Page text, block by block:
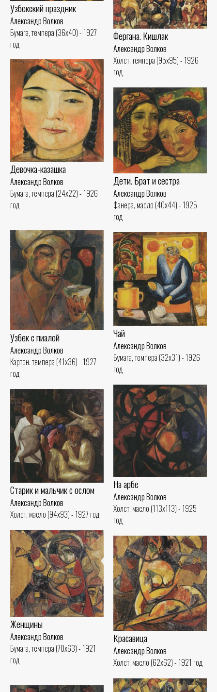
Узбекский праздник
Александр Волков
Бумага, темпера (36x40) - 1927
год
Фергана. Кишлак
Александр Волков
Холст, темпера (95x95) - 1926
год
Девочка-казашка
Александр Волков
Бумага, темпера (24x22) - 1926
год
Дети. Брат и сестра
Александр Волков
Фанера, масло (40x44) - 1925
год
Узбек с пиалой
Александр Волков
Картон. темпера (41x36) - 1927
год
Чай
Александр Волков
Бумага, темпера (32x31) - 1926
год
На арбе
Александр Волков
Холст, масло (113x113) - 1925
год
Старик и мальчик с ослом
Александр Волков
Холст, масло (94x93) - 1927 год
Женщины
Александр Волков
Бумага, темпера (70x63) - 1921
год
Красавица
Александр Волков
Холст, масло (62x62) - 1921 год